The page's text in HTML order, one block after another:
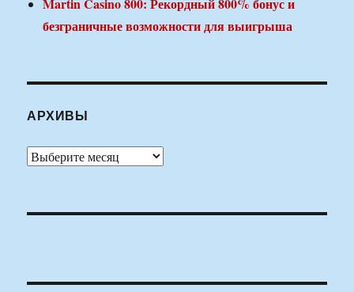
безграничные возможности для выигрыша
АРХИВЫ
Архивы